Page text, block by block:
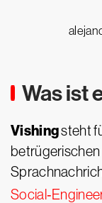
Was ist
Vishingsteht
betrügerischen